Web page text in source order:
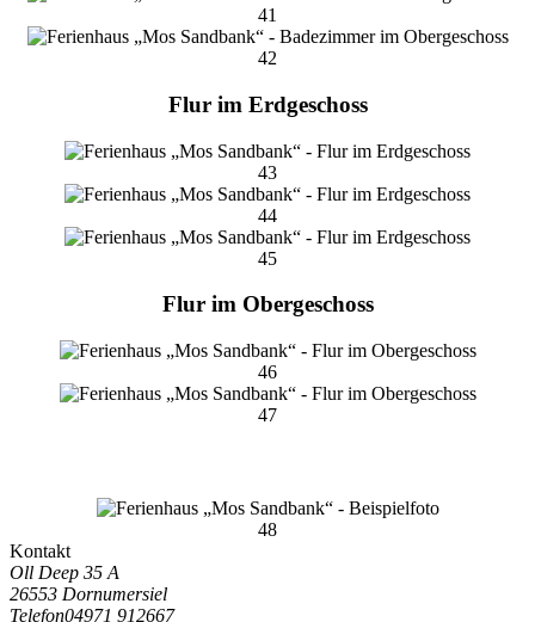
41
42
Flur im Erdgeschoss
43
44
45
Flur im Obergeschoss
46
47
48
Kontakt
Oll Deep 35 A
26553 Dornumersiel
Telefon04971 912667